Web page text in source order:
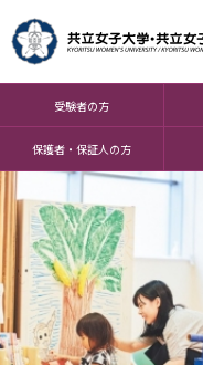
受験者の方
保護者・保証人の方